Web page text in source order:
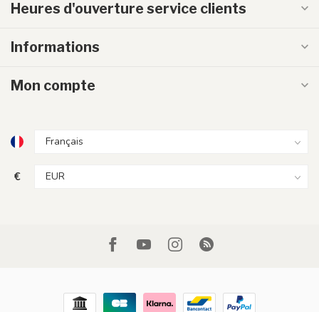
Heures d'ouverture service clients
Informations
Mon compte
€